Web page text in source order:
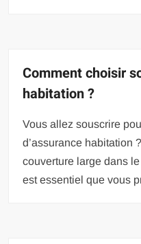
Comment choisir
habitation ?
Vous allez souscrire
d’assurance habitation
couverture large dans
est essentiel que vous